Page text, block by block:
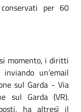
per 60
momento, i diritti
un’email
sul Garda - Via
sul Garda (VR).
ha altresì il